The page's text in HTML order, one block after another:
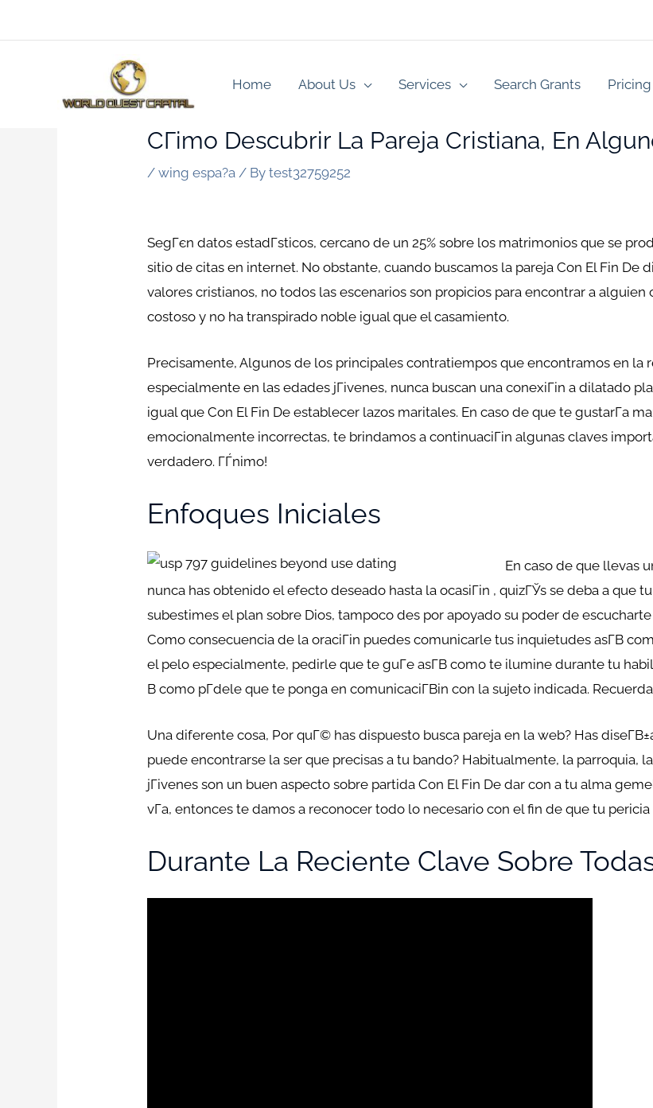
to
Home
About Us Services Search Grants Pricing
CГіmo Descubrir La Pareja Cristiana, En
/wing espa?a / Bytest32759252
SegГєn datos estadГ­sticos, cercano de un 25% sobre los matrimonios que se
sitio de citas en internet. No obstante, cuando buscamos la pareja Con El Fin De
valores cristianos, no todos las escenarios son propicios para encontrar a
costoso y no ha transpirado noble igual que el casamiento.
Precisamente, Algunos de los principales contratiempos que encontramos en la
especialmente en las edades jГіvenes, nunca buscan una conexiГіn a dilatado
igual que Con El Fin De establecer lazos maritales. En caso de que te gustarГ­a
emocionalmente incorrectas, te brindamos a continuaciГіn algunas claves
verdadero. ГЃnimo!
Enfoques Iniciales
En caso de que llevas
nunca has obtenido el efecto deseado hasta la ocasiГіn , quizГЎs se deba a que
subestimes el plan sobre Dios, tampoco des por apoyado su poder de
Como consecuencia de la oraciГіn puedes comunicarle tus inquietudes asГ­В­
el pelo especialmente, pedirle que te guГ­e asГ­В­ como te ilumine durante tu
В­ como pГ­dele que te ponga en comunicaciГ­Віn con la sujeto indicada.
Una diferente cosa, Por quГ© has dispuesto busca pareja en la web? Has
puede encontrarse la ser que precisas a tu bando? Habitualmente, la parroquia,
jГіvenes son un buen aspecto sobre partida Con El Fin De dar con a tu alma
vГ­a, entonces te damos a reconocer todo lo necesario con el fin de que tu
Durante La Reciente Clave Sobre